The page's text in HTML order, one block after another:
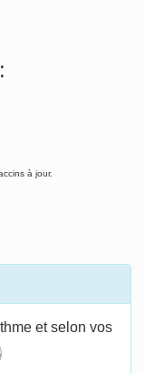
à jour.
et selon vos